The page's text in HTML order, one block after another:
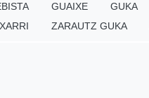
GUAIXE GUKA
ZARAUTZ GUKA